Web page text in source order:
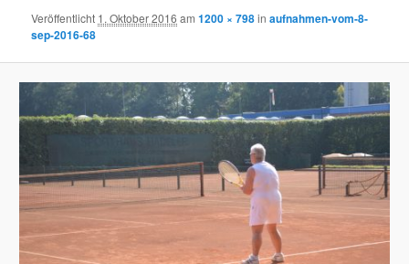
Veröffentlicht 1. Oktober 2016 am1200 × 798inaufnahmen-vom-8-
sep-2016-68